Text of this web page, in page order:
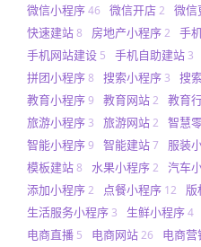
微信小程序46 微信开店2 微信
快速建站8 房地产小程序2 手
手机网站建设 5 手机自助建站 3
拼团小程序8 搜索小程序 3 搜
教育小程序9 教育网站2 教育
旅游小程序 3 旅游网站2 智慧
智能小程序9 智能建站7 服装
模板建站8 水果小程序2 汽车
添加小程序2 点餐小程序 12 版
生活服务小程序 3 生鲜小程序4
电商直播 5 电商网站26 电商营